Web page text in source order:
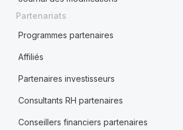
Partenariats
Programmes partenaires
Affiliés
Partenaires investisseurs
Consultants RH partenaires
Conseillers financiers partenaires